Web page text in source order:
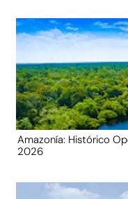
Amazonía: Histórico
2026